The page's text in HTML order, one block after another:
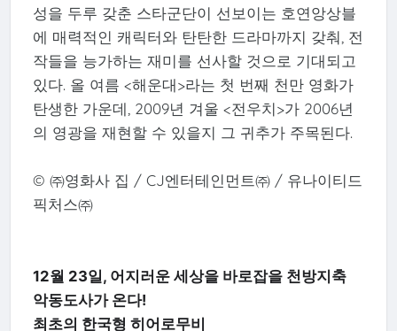
성을 두루 갖춘 스타군단이 선보이는 호연앙상블
에 매력적인 캐릭터와 탄탄한 드라마까지 갖춰, 전
작들을 능가하는 재미를 선사할 것으로 기대되고
있다. 올 여름 <해운대>라는 첫 번째 천만 영화가
탄생한 가운데, 2009년 겨울 <전우치>가 2006년
의 영광을 재현할 수 있을지 그 귀추가 주목된다.
© ㈜영화사 집 / CJ엔터테인먼트㈜ / 유나이티드
픽처스㈜
12월 23일, 어지러운 세상을 바로잡을 천방지축
악동도사가 온다!
최초의 한국형 히어로무비